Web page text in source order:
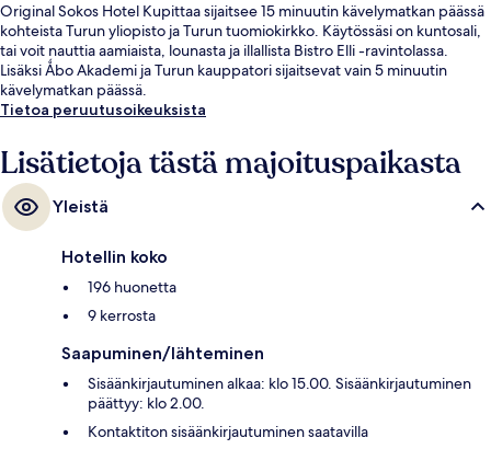
Original Sokos Hotel Kupittaa sijaitsee 15 minuutin kävelymatkan päässä
kohteista Turun yliopisto ja Turun tuomiokirkko. Käytössäsi on kuntosali,
tai voit nauttia aamiaista, lounasta ja illallista Bistro Elli -ravintolassa.
Lisäksi Ǻbo Akademi ja Turun kauppatori sijaitsevat vain 5 minuutin
kävelymatkan päässä.
Tietoa peruutusoikeuksista
Lisätietoja tästä majoituspaikasta
Yleistä
Hotellin koko
196 huonetta
9 kerrosta
Saapuminen/lähteminen
Sisäänkirjautuminen alkaa: klo 15.00. Sisäänkirjautuminen
päättyy: klo 2.00.
Kontaktiton sisäänkirjautuminen saatavilla